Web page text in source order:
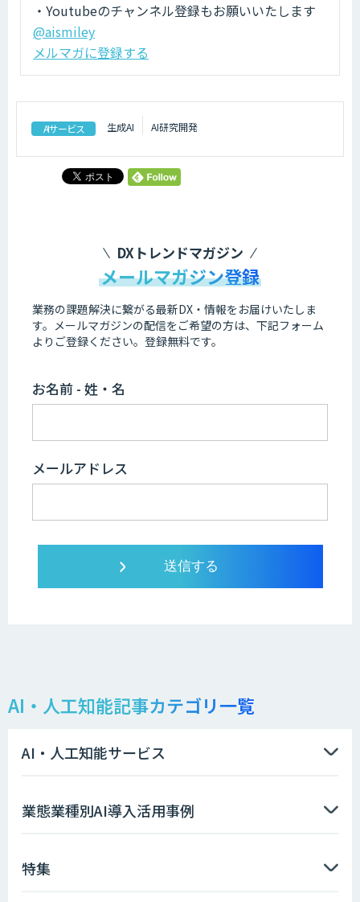
・Youtubeのチャンネル登録もお願いいたします
@aismiley
メルマガに登録する
AIサービス 生成AI AI研究開発
DXトレンドマガジン
メールマガジン登録
業務の課題解決に繋がる最新DX・情報をお届けいたしま
す。 メールマガジンの配信をご希望の方は、下記フォーム
よりご登録ください。登録無料です。
お名前 - 姓・名
メールアドレス
AI・人工知能記事カテゴリ一覧
AI・人工知能サービス
業態業種別AI導入活用事例
特集